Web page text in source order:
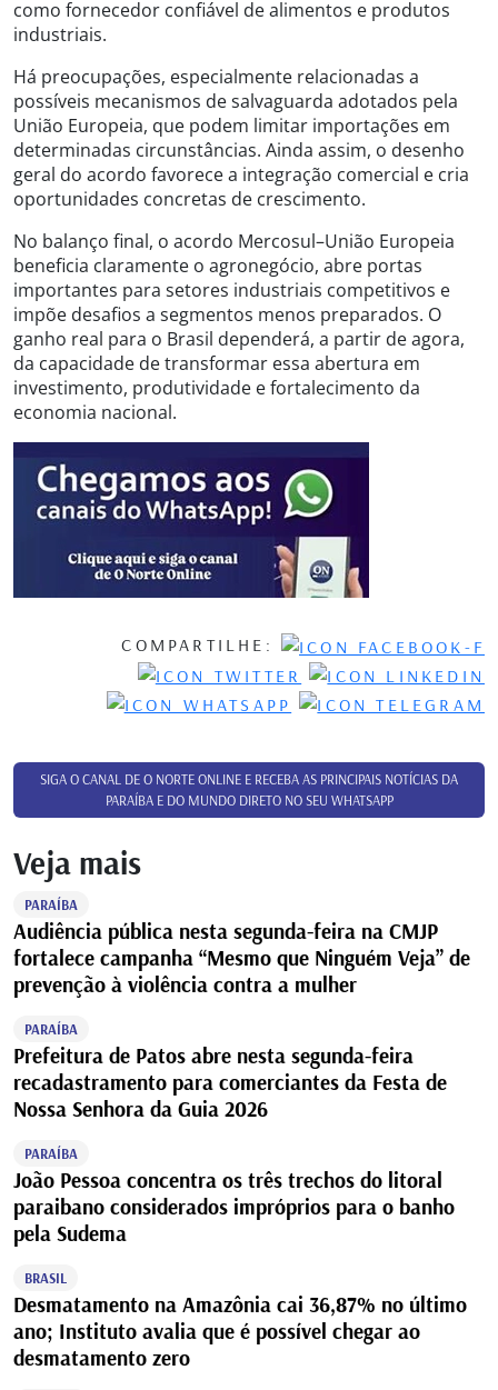
como fornecedor confiável de alimentos e produtos
industriais.
Há preocupações, especialmente relacionadas a
possíveis mecanismos de salvaguarda adotados pela
União Europeia, que podem limitar importações em
determinadas circunstâncias. Ainda assim, o desenho
geral do acordo favorece a integração comercial e cria
oportunidades concretas de crescimento.
No balanço final, o acordo Mercosul–União Europeia
beneficia claramente o agronegócio, abre portas
importantes para setores industriais competitivos e
impõe desafios a segmentos menos preparados. O
ganho real para o Brasil dependerá, a partir de agora,
da capacidade de transformar essa abertura em
investimento, produtividade e fortalecimento da
economia nacional.
COMPARTILHE:
SIGA O CANAL DE O NORTE ONLINE E RECEBA AS PRINCIPAIS NOTÍCIAS DA
PARAÍBA E DO MUNDO DIRETO NO SEU WHATSAPP
Veja mais
PARAÍBA
Audiência pública nesta segunda-feira na CMJP
fortalece campanha “Mesmo que Ninguém Veja” de
prevenção à violência contra a mulher
PARAÍBA
Prefeitura de Patos abre nesta segunda-feira
recadastramento para comerciantes da Festa de
Nossa Senhora da Guia 2026
PARAÍBA
João Pessoa concentra os três trechos do litoral
paraibano considerados impróprios para o banho
pela Sudema
BRASIL
Desmatamento na Amazônia cai 36,87% no último
ano; Instituto avalia que é possível chegar ao
desmatamento zero